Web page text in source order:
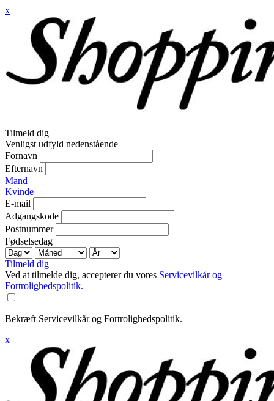
x
Tilmeld dig
Venligst udfyld nedenstående
Fornavn
Efternavn
Mand
Kvinde
E-mail
Adgangskode
Postnummer
Fødselsedag
Tilmeld dig
Ved at tilmelde dig, accepterer du vores Servicevilkår og
Fortrolighedspolitik.
Bekræft Servicevilkår og Fortrolighedspolitik.
x